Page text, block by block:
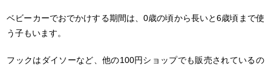
ベビーカーでおでかけする期間は、0歳の頃から長いと6歳頃まで使
う子もいます。
フックはダイソーなど、他の100円ショップでも販売されているの